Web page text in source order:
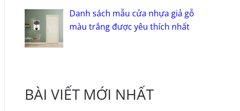
Danh sách mẫu cửa nhựa giả gỗ
màu trắng được yêu thích nhất
BÀI VIẾT MỚI NHẤT